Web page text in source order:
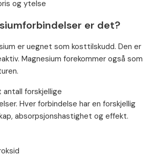
og ytelse
er det?
er uegnet som kosttilskudd. Den er
Magnesium forekommer også som
forskjellige
Hver forbindelse har en forskjellig
absorpsjonshastighet og effekt.